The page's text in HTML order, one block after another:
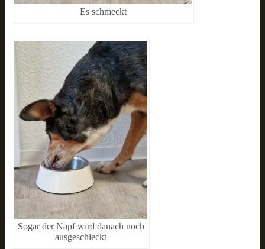
Es schmeckt
Sogar der Napf wird danach noch
ausgeschleckt